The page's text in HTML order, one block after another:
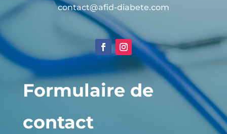
contact@afid-diabete.com
Formulaire de
contact